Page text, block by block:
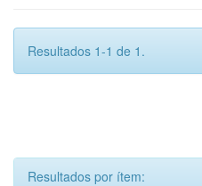
Resultados 1-1 de 1.
Resultados por ítem: